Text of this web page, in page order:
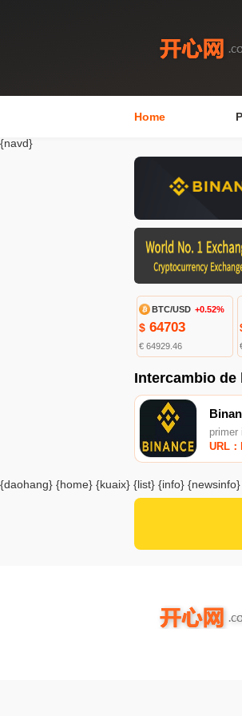
Home
{navd}
BTC/USD +0.52%
$ 64703
€ 64929.46
Intercambio
primer
URL
{daohang} {home} {kuaix} {list} {info}